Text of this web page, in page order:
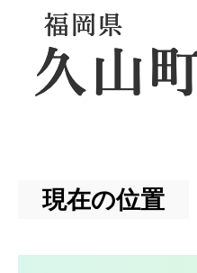
現在の位置